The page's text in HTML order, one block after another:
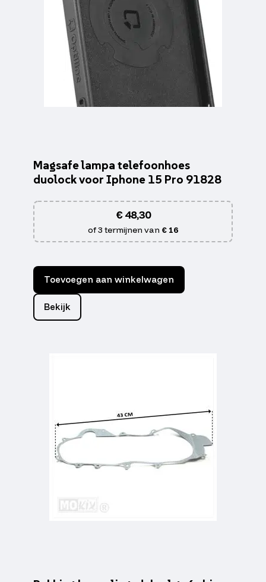
Magsafe lampa telefoonhoes
duolock voor Iphone 15 Pro 91828
€48,30
of 3 termijnen van € 16
Toevoegen aan winkelwagen
Bekijk